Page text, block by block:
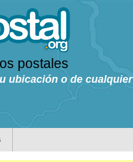
postales
ubicación o de cualquier